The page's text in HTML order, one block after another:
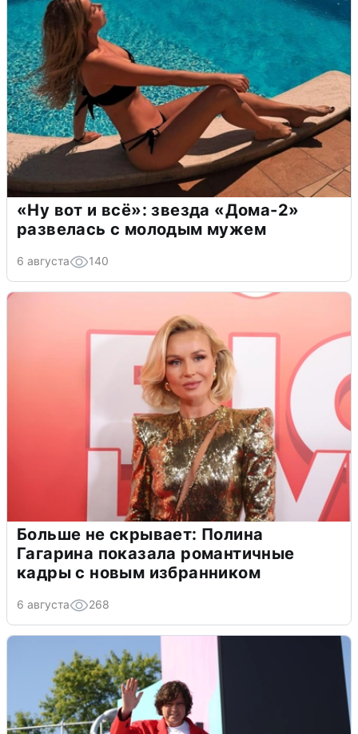
«Ну вот и всё»: звезда «Дома-2»
развелась с молодым мужем
6 августа 140
Больше не скрывает: Полина
Гагарина показала романтичные
кадры с новым избранником
6 августа 268